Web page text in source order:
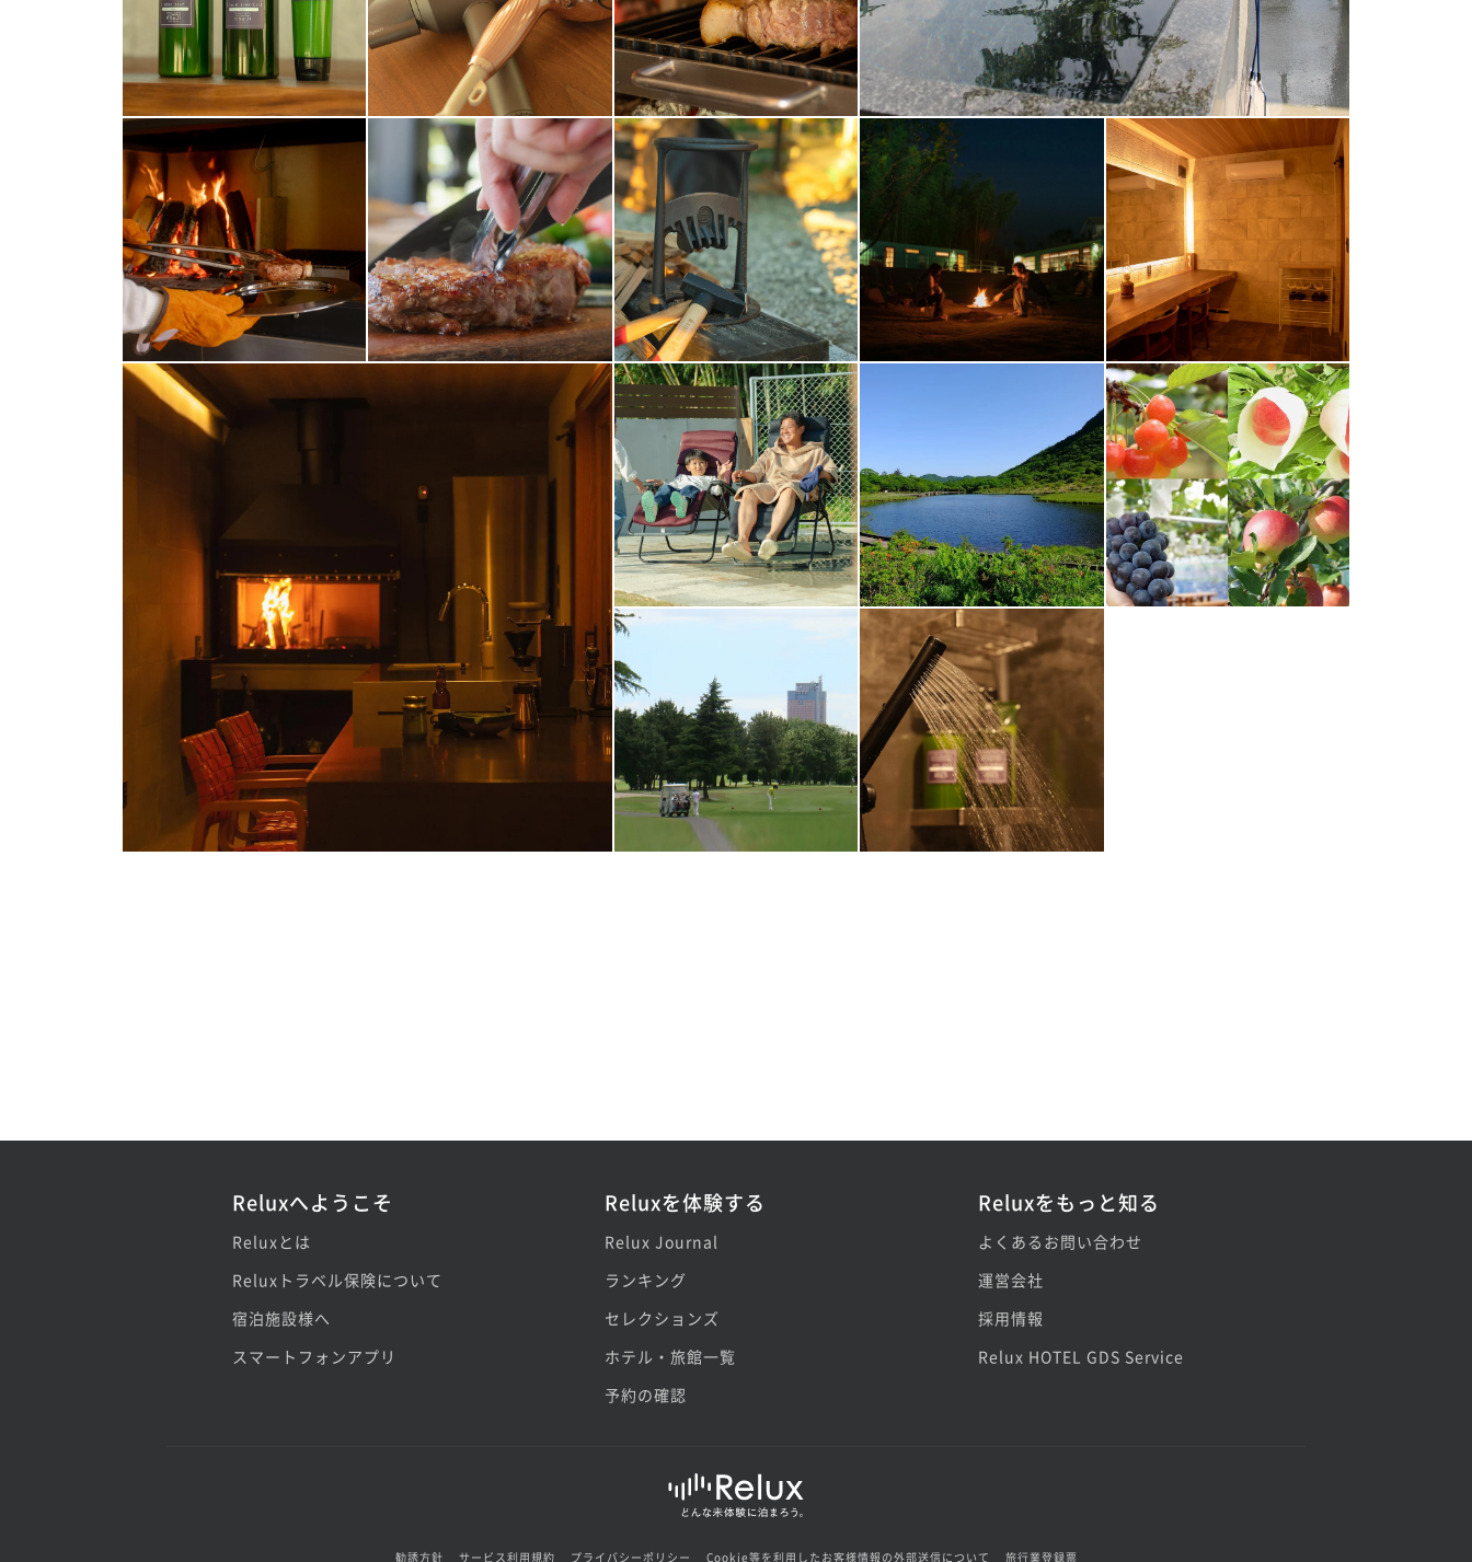
Reluxへようこそ
Reluxとは
Reluxトラベル保険について
宿泊施設様へ
スマートフォンアプリ
Reluxを体験する
Relux Journal
ランキング
セレクションズ
ホテル・旅館一覧
予約の確認
Reluxをもっと知る
よくあるお問い合わせ
運営会社
採用情報
Relux HOTEL GDS Service
勧誘方針 サービス利用規約 プライバシーポリシー Cookie等を利用したお客様情報の外部送信について 旅行業登録票